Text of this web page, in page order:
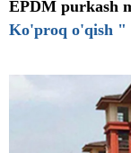
EPDM purkash
Ko'proq o'qish "